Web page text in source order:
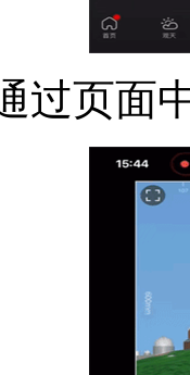
过页面